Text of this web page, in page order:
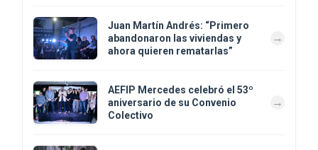
Juan Martín Andrés: “Primero
abandonaron las viviendas y
ahora quieren rematarlas”
AEFIP Mercedes celebró el 53º
aniversario de su Convenio
Colectivo